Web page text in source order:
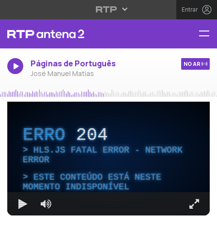
Entrar
Páginas de Português
José Manuel Matias
NO AR
ERRO204
HLS.JS FATAL ERROR - NETWORK
ERROR
ESTE CONTEÚDO ESTÁ NESTE
MOMENTO INDISPONÍVEL